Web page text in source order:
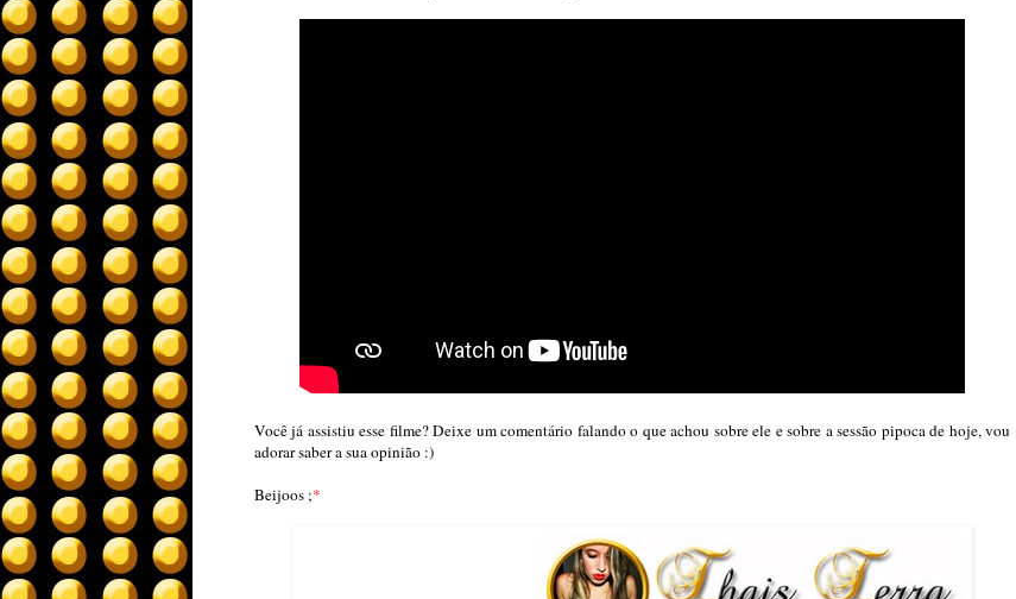
Você já assistiu esse filme? Deixe um comentário falando o que achou sobre ele e sobre a sessão pipoca de hoje, vou
adorar saber a sua opinião :)
Beijoos ;*